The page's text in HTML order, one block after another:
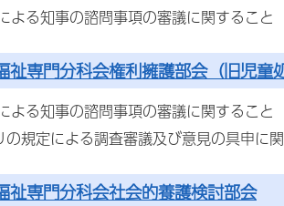
る知事の諮問事項の審議に関すること
専門分科会権利擁護部会（旧児童
る知事の諮問事項の審議に関すること
規定による調査審議及び意見の具申に
祉専門分科会社会的養護検討部会